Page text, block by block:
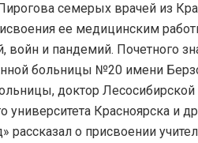
семерых врачей из
ее медицинским
войн и пандемий. Почетного
больницы №20 имени
доктор
университета Красноярска и
рассказал о присвоении